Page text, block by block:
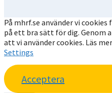
På mhrf.se använder vi
på ett bra sätt för dig. Genom
att vi använder cookies. Läs
Settings
Acceptera